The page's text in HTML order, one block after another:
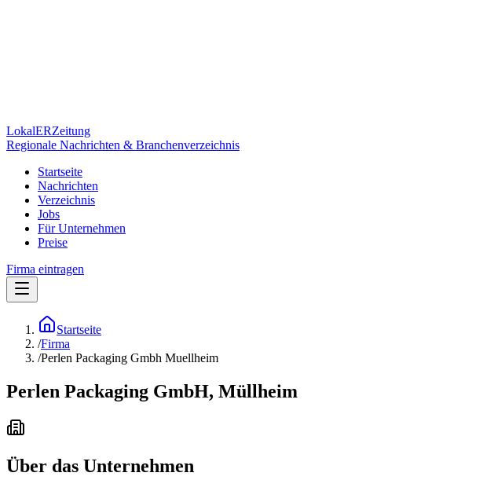
LokalERZeitung
Regionale Nachrichten & Branchenverzeichnis
Startseite
Nachrichten
Verzeichnis
Jobs
Für Unternehmen
Preise
Firma eintragen
Startseite
/Firma
/Perlen Packaging Gmbh Muellheim
Perlen Packaging GmbH, Müllheim
Über das Unternehmen